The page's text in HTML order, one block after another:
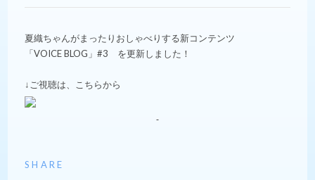
夏織ちゃんがまったりおしゃべりする新コンテンツ
「VOICE BLOG」#3 を更新しました！
↓ご視聴は、こちらから
SHARE